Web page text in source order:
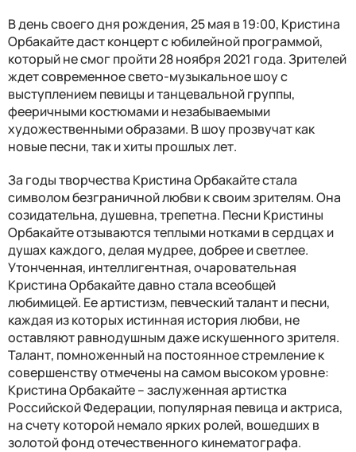
В день своего дня рождения, 25 мая в 19:00, Кристина
Орбакайте даст концерт с юбилейной программой,
который не смог пройти 28 ноября 2021 года. Зрителей
ждет современное свето-музыкальное шоу с
выступлением певицы и танцевальной группы,
фееричными костюмами и незабываемыми
художественными образами. В шоу прозвучат как
новые песни, так и хиты прошлых лет.
За годы творчества Кристина Орбакайте стала
символом безграничной любви к своим зрителям. Она
созидательна, душевна, трепетна. Песни Кристины
Орбакайте отзываются теплыми нотками в сердцах и
душах каждого, делая мудрее, добрее и светлее.
Утонченная, интеллигентная, очаровательная
Кристина Орбакайте давно стала всеобщей
любимицей. Ее артистизм, певческий талант и песни,
каждая из которых истинная история любви, не
оставляют равнодушным даже искушенного зрителя.
Талант, помноженный на постоянное стремление к
совершенству отмечены на самом высоком уровне:
Кристина Орбакайте – заслуженная артистка
Российской Федерации, популярная певица и актриса,
на счету которой немало ярких ролей, вошедших в
золотой фонд отечественного кинематографа.